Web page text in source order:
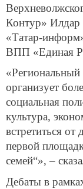
Контур»
«Татар-
ВПП «Единая
организует
социальная
культура,
встретиться
первой
семей“», –
Дебаты в